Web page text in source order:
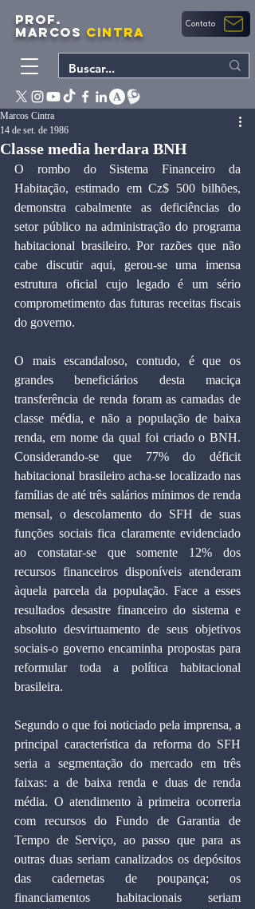
PROF.
MARCOS CINTRA Contato
Classe media herdara BNH
Marcos Cintra
14 de set. de 1986
O rombo do Sistema Financeiro da
Habitação, estimado em Cz$ 500 bilhões,
demonstra cabalmente as deficiências do
setor público na administração do programa
habitacional brasileiro. Por razões que não
cabe discutir aqui, gerou-se uma imensa
estrutura oficial cujo legado é um sério
comprometimento das futuras receitas fiscais
do governo.
O mais escandaloso, contudo, é que os
grandes beneficiários desta maciça
transferência de renda foram as camadas de
classe média, e não a população de baixa
renda, em nome da qual foi criado o BNH.
Considerando-se que 77% do déficit
habitacional brasileiro acha-se localizado nas
famílias de até três salários mínimos de renda
mensal, o descolamento do SFH de suas
funções sociais fica claramente evidenciado
ao constatar-se que somente 12% dos
recursos financeiros disponíveis atenderam
àquela parcela da população. Face a esses
resultados desastre financeiro do sistema e
absoluto desvirtuamento de seus objetivos
sociais-o governo encaminha propostas para
reformular toda a política habitacional
brasileira.
Segundo o que foi noticiado pela imprensa, a
principal característica da reforma do SFH
seria a segmentação do mercado em três
faixas: a de baixa renda e duas de renda
média. O atendimento à primeira ocorreria
com recursos do Fundo de Garantia de
Tempo de Serviço, ao passo que para as
outras duas seriam canalizados os depósitos
das cadernetas de poupança; os
financiamentos habitacionais seriam